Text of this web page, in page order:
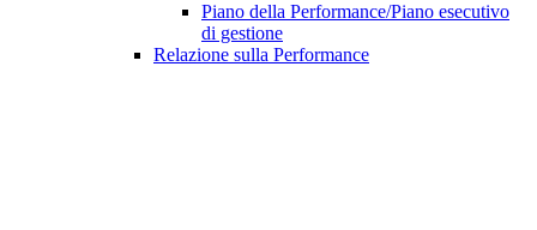
Piano della Performance/Piano esecutivo
di gestione
Relazione sulla Performance